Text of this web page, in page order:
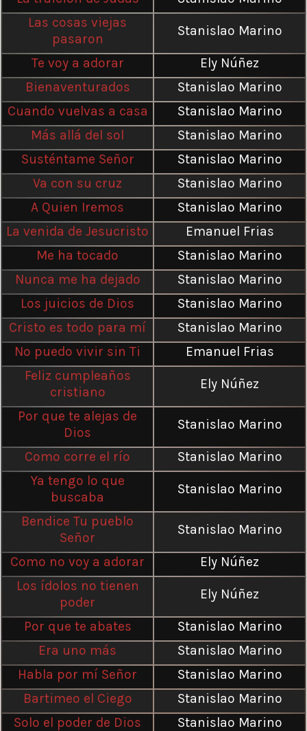
Las cosas viejas
pasaron
Stanislao Marino
Te voy a adorar
Ely Núñez
Bienaventurados
Stanislao Marino
Cuando vuelvas a casa
Stanislao Marino
Más allá del sol
Stanislao Marino
Susténtame Señor
Stanislao Marino
Va con su cruz
Stanislao Marino
A Quien Iremos
Stanislao Marino
La venida de Jesucristo
Emanuel Frias
Me ha tocado
Stanislao Marino
Nunca me ha dejado
Stanislao Marino
Los juicios de Dios
Stanislao Marino
Cristo es todo para mí
Stanislao Marino
No puedo vivir sin Ti
Emanuel Frias
Feliz cumpleaños
cristiano
Ely Núñez
Por que te alejas de
Dios
Stanislao Marino
Como corre el río
Stanislao Marino
Ya tengo lo que
buscaba
Stanislao Marino
Bendice Tu pueblo
Señor
Stanislao Marino
Como no voy a adorar
Ely Núñez
Los ídolos no tienen
poder
Ely Núñez
Por que te abates
Stanislao Marino
Era uno más
Stanislao Marino
Habla por mí Señor
Stanislao Marino
Bartimeo el Ciego
Stanislao Marino
Solo el poder de Dios
Stanislao Marino